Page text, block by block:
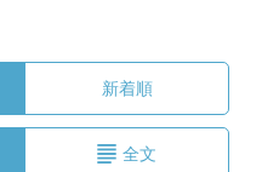
新着順
全文